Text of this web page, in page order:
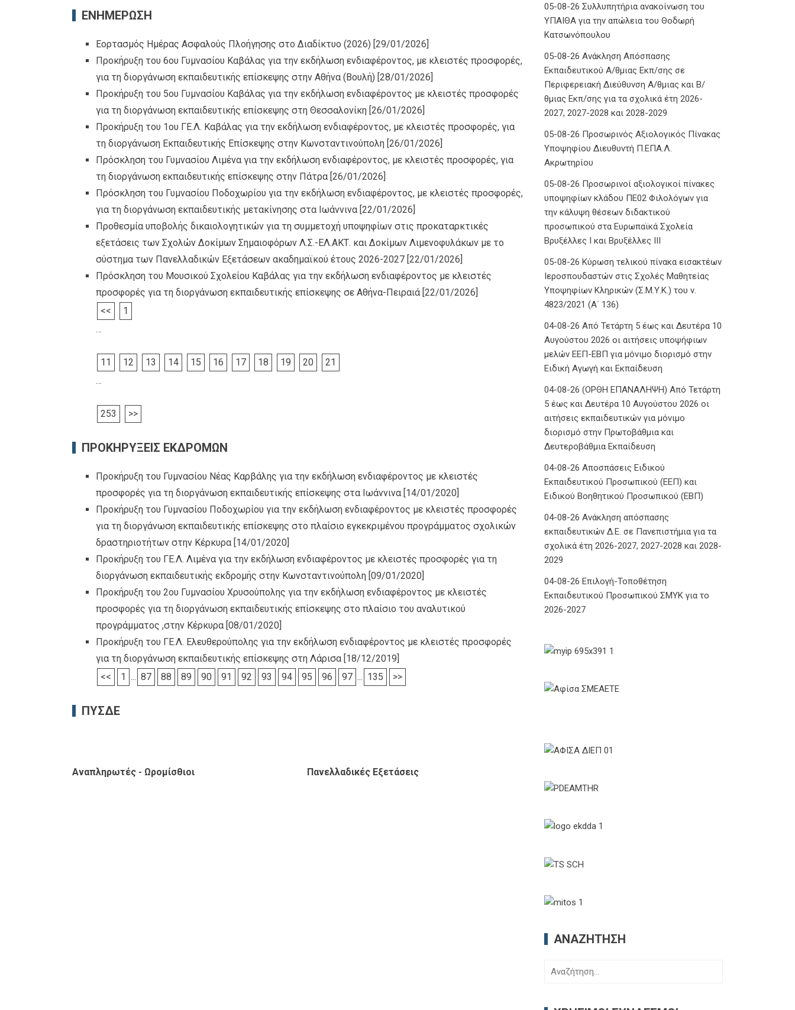
ΕΝΗΜΕΡΩΣΗ
Εορτασμός Ημέρας Ασφαλούς Πλοήγησης στο Διαδίκτυο (2026) [29/01/2026]
Προκήρυξη του 6ου Γυμνασίου Καβάλας για την εκδήλωση ενδιαφέροντος, με κλειστές προσφορές,
για τη διοργάνωση εκπαιδευτικής επίσκεψης στην Αθήνα (Βουλή) [28/01/2026]
Προκήρυξη του 5ου Γυμνασίου Καβάλας για την εκδήλωση ενδιαφέροντος με κλειστές προσφορές
για τη διοργάνωση εκπαιδευτικής επίσκεψης στη Θεσσαλονίκη [26/01/2026]
Προκήρυξη του 1ου ΓΕ.Λ. Καβάλας για την εκδήλωση ενδιαφέροντος, με κλειστές προσφορές, για
τη διοργάνωση Εκπαιδευτικής Επίσκεψης στην Κωνσταντινούπολη [26/01/2026]
Πρόσκληση του Γυμνασίου Λιμένα για την εκδήλωση ενδιαφέροντος, με κλειστές προσφορές, για
τη διοργάνωση εκπαιδευτικής επίσκεψης στην Πάτρα [26/01/2026]
Πρόσκληση του Γυμνασίου Ποδοχωρίου για την εκδήλωση ενδιαφέροντος, με κλειστές προσφορές,
για τη διοργάνωση εκπαιδευτικής μετακίνησης στα Ιωάννινα [22/01/2026]
Προθεσμία υποβολής δικαιολογητικών για τη συμμετοχή υποψηφίων στις προκαταρκτικές
εξετάσεις των Σχολών Δοκίμων Σημαιοφόρων Λ.Σ.-ΕΛ.ΑΚΤ. και Δοκίμων Λιμενοφυλάκων με το
σύστημα των Πανελλαδικών Εξετάσεων ακαδημαϊκού έτους 2026-2027 [22/01/2026]
Πρόσκληση του Μουσικού Σχολείου Καβάλας για την εκδήλωση ενδιαφέροντος με κλειστές
προσφορές για τη διοργάνωση εκπαιδευτικής επίσκεψης σε Αθήνα-Πειραιά [22/01/2026]
<<
1
…
11 12 13 14 15 16 17 18 19 20
21
…
253 >>
ΠΡΟΚΗΡΥΞΕΙΣ ΕΚΔΡΟΜΩΝ
Προκήρυξη του Γυμνασίου Νέας Καρβάλης για την εκδήλωση ενδιαφέροντος με κλειστές
προσφορές για τη διοργάνωση εκπαιδευτικής επίσκεψης στα Ιωάννινα [14/01/2020]
Προκήρυξη του Γυμνασίου Ποδοχωρίου για την εκδήλωση ενδιαφέροντος με κλειστές προσφορές
για τη διοργάνωση εκπαιδευτικής επίσκεψης στο πλαίσιο εγκεκριμένου προγράμματος σχολικών
δραστηριοτήτων στην Κέρκυρα [14/01/2020]
Προκήρυξη του ΓΕ.Λ. Λιμένα για την εκδήλωση ενδιαφέροντος με κλειστές προσφορές για τη
διοργάνωση εκπαιδευτικής εκδρομής στην Κωνσταντινούπολη [09/01/2020]
Προκήρυξη του 2ου Γυμνασίου Χρυσούπολης για την εκδήλωση ενδιαφέροντος με κλειστές
προσφορές για τη διοργάνωση εκπαιδευτικής επίσκεψης στο πλαίσιο του αναλυτικού
προγράμματος ,στην Κέρκυρα [08/01/2020]
Προκήρυξη του ΓΕ.Λ. Ελευθερούπολης για την εκδήλωση ενδιαφέροντος με κλειστές προσφορές
για τη διοργάνωση εκπαιδευτικής επίσκεψης στη Λάρισα [18/12/2019]
<<
1 ... 87 88 89 90 91 92 93 94 95 96 97 ... 135 >>
ΠΥΣΔΕ
Αναπληρωτές - Ωρομίσθιοι Πανελλαδικές Εξετάσεις
05-08-26 Συλλυπητήρια ανακοίνωση του
ΥΠΑΙΘΑ για την απώλεια του Θοδωρή
Κατσωνόπουλου
05-08-26 Ανάκληση Απόσπασης
Εκπαιδευτικού Α/θμιας Εκπ/σης σε
Περιφερειακή Διεύθυνση Α/θμιας και Β/
θμιας Εκπ/σης για τα σχολικά έτη 2026-
2027, 2027-2028 και 2028-2029
05-08-26 Προσωρινός Αξιολογικός Πίνακας
Υποψηφίου Διευθυντή Π.ΕΠΑ.Λ.
Ακρωτηρίου
05-08-26 Προσωρινοί αξιολογικοί πίνακες
υποψηφίων κλάδου ΠΕ02 Φιλολόγων για
την κάλυψη θέσεων διδακτικού
προσωπικού στα Ευρωπαϊκά Σχολεία
Βρυξέλλες Ι και Βρυξέλλες ΙΙΙ
05-08-26 Κύρωση τελικού πίνακα εισακτέων
Ιεροσπουδαστών στις Σχολές Μαθητείας
Υποψηφίων Κληρικών (Σ.Μ.Υ.Κ.) του ν.
4823/2021 (Α΄ 136)
04-08-26 Από Τετάρτη 5 έως και Δευτέρα 10
Αυγούστου 2026 οι αιτήσεις υποψήφιων
μελών ΕΕΠ-ΕΒΠ για μόνιμο διορισμό στην
Ειδική Αγωγή και Εκπαίδευση
04-08-26 (ΟΡΘΗ ΕΠΑΝΑΛΗΨΗ) Από Τετάρτη
5 έως και Δευτέρα 10 Αυγούστου 2026 οι
αιτήσεις εκπαιδευτικών για μόνιμο
διορισμό στην Πρωτοβάθμια και
Δευτεροβάθμια Εκπαίδευση
04-08-26 Αποσπάσεις Ειδικού
Εκπαιδευτικού Προσωπικού (ΕΕΠ) και
Ειδικού Βοηθητικού Προσωπικού (ΕΒΠ)
04-08-26 Ανάκληση απόσπασης
εκπαιδευτικών Δ.Ε. σε Πανεπιστήμια για τα
σχολικά έτη 2026-2027, 2027-2028 και 2028-
2029
04-08-26 Επιλογή-Τοποθέτηση
Εκπαιδευτικού Προσωπικού ΣΜΥΚ για το
2026-2027
ΑΝΑΖΉΤΗΣΗ
Αναζήτηση